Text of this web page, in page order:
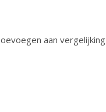
aan vergelijking